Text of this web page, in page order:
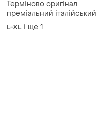
Терміново оригінал
преміальний італійський
бренд з натур.шовком у
складі нічна сорочка
L-XL і ще 1